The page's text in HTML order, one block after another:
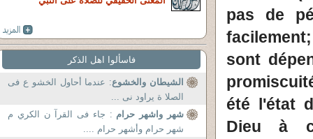
pas de
sont
été l'état
Dieu à
فاسألوا اهل الذكر
الشيطان والخشوع: عندما أحاول الخشو ع فى
الصلا ة يراود نى ...
شهر واشهر حرام : جاء فى القرآ ن الكري م
شهر حرام وأشهر حرام ....